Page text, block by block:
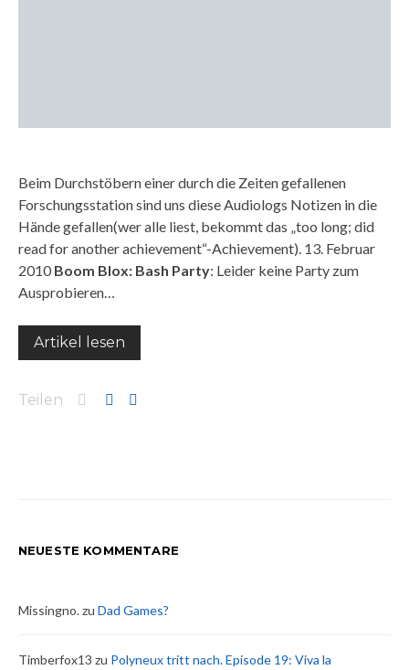
Beim Durchstöbern einer durch die Zeiten gefallenen
Forschungsstation sind uns diese Audiologs Notizen in die
Hände gefallen(wer alle liest, bekommt das „too long; did
read for another achievement“-Achievement). 13. Februar
2010 Boom Blox: Bash Party: Leider keine Party zum
Ausprobieren…
Artikel lesen
Teilen
NEUESTE KOMMENTARE
Missingno.zu Dad Games?
Timberfox13 zu Polyneux tritt nach. Episode 19: Viva la